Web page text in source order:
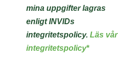
mina uppgifter lagras
enligt INVIDs
integritetspolicy. Läs vår
integritetspolicy*